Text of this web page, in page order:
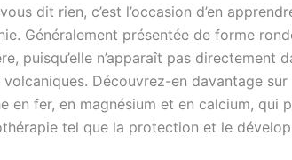
dit rien, c’est l’occasion d’en
Généralement présentée de forme
puisqu’elle n’apparaît pas directement
Découvrez-en davantage
en fer, en magnésium et en calcium, qui
tel que la protection et le